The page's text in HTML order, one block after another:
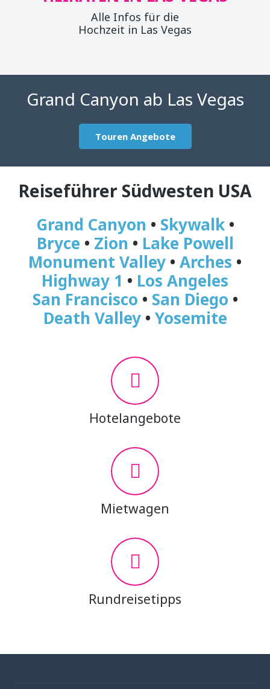
Alle Infos für die
Hochzeit in Las Vegas
Grand Canyon ab Las Vegas
Touren Angebote
Reiseführer Südwesten USA
Grand Canyon • Skywalk•
Bryce • Zion • Lake Powell
Monument Valley • Arches •
Highway 1 • Los Angeles
San Francisco • San Diego •
Death Valley• Yosemite
Hotelangebote
Mietwagen
Rundreisetipps